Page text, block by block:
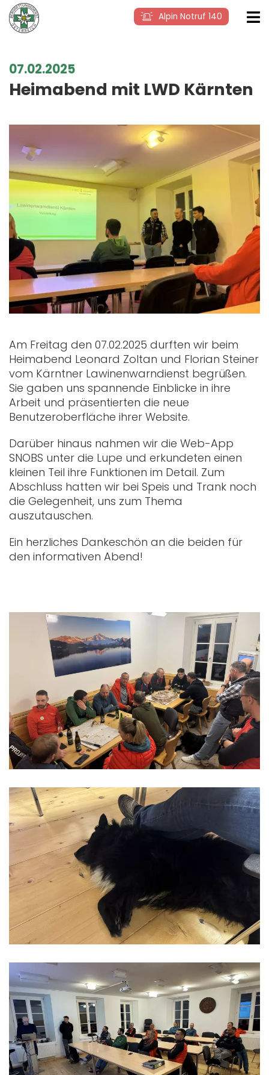
Alpin Notruf 140
07.02.2025
Heimabend mit LWD Kärnten
Am Freitag den 07.02.2025 durften wir beim
Heimabend Leonard Zoltan und Florian Steiner
vom Kärntner Lawinenwarndienst begrüßen.
Sie gaben uns spannende Einblicke in ihre
Arbeit und präsentierten die neue
Benutzeroberfläche ihrer Website.
Darüber hinaus nahmen wir die Web-App
SNOBS unter die Lupe und erkundeten einen
kleinen Teil ihre Funktionen im Detail. Zum
Abschluss hatten wir bei Speis und Trank noch
die Gelegenheit, uns zum Thema
auszutauschen.
Ein herzliches Dankeschön an die beiden für
den informativen Abend!